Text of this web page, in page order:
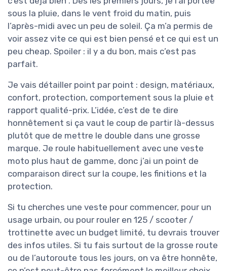
sous la pluie, dans le vent froid du matin, puis
l’après-midi avec un peu de soleil. Ça m’a permis de
voir assez vite ce qui est bien pensé et ce qui est un
peu cheap. Spoiler : il y a du bon, mais c’est pas
parfait.
Je vais détailler point par point : design, matériaux,
confort, protection, comportement sous la pluie et
rapport qualité-prix. L’idée, c’est de te dire
honnêtement si ça vaut le coup de partir là-dessus
plutôt que de mettre le double dans une grosse
marque. Je roule habituellement avec une veste
moto plus haut de gamme, donc j’ai un point de
comparaison direct sur la coupe, les finitions et la
protection.
Si tu cherches une veste pour commencer, pour un
usage urbain, ou pour rouler en 125 / scooter /
trottinette avec un budget limité, tu devrais trouver
des infos utiles. Si tu fais surtout de la grosse route
ou de l’autoroute tous les jours, on va être honnête,